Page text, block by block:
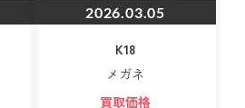
2026.03.05
K18
メガネ
買取価格